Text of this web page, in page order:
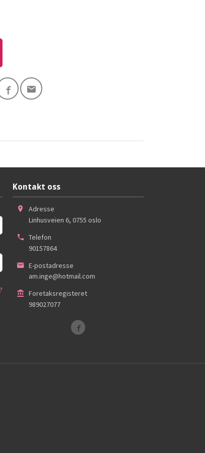
Kontakt oss
Adresse
Linhusveien 6, 0755 oslo
Telefon
90157864
E-postadresse
am.inge@hotmail.com
Foretaksregisteret
989027077